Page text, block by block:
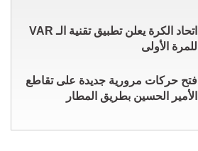
اتحاد الكرة يعلن تطبيق تقنية الـ VAR
للمرة الأولى
فتح حركات مرورية جديدة على تقاطع
الأمير الحسين بطريق المطار